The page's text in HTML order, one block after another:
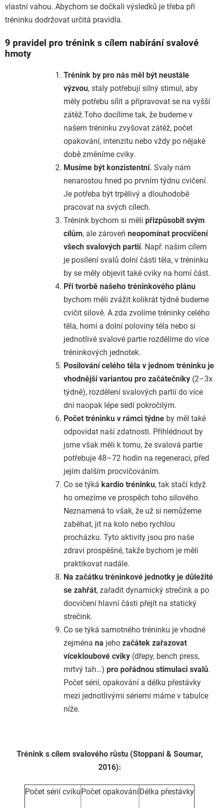
vlastní vahou. Abychom se dočkali výsledků je třeba při
tréninku dodržovat určitá pravidla.
9 pravidel pro trénink s cílem nabírání svalové
hmoty
Trénink by pro nás měl být neustále
výzvou, staly potřebují silný stimul, aby
měly potřebu sílit a připravovat se na vyšší
zátěž.Toho docílíme tak, že budeme v
našem tréninku zvyšovat zátěž, počet
opakování, intenzitu nebo vždy po nějaké
době změníme cviky.
Musíme být konzistentní. Svaly nám
nenarostou hned po prvním týdnu cvičení.
Je potřeba být trpělivý a dlouhodobě
pracovat na svých cílech.
Trénink bychom si měli přizpůsobit svým
cílům, ale zároveň neopomínat procvičení
všech svalových partií. Např. našim cílem
je posílení svalů dolní části těla, v tréninku
by se měly objevit také cviky na horní část.
Při tvorbě našeho tréninkového plánu
bychom měli zvážit kolikrát týdně budeme
cvičit silově. A zda zvolíme tréninky celého
těla, horní a dolní poloviny těla nebo si
jednotlivé svalové partie rozdělíme do více
tréninkových jednotek.
Posilování celého těla v jednom tréninku je
vhodnější variantou pro začátečníky (2–3x
týdně), rozdělení svalových partií do více
dní naopak lépe sedí pokročilým.
Počet tréninku v rámci týdne by měl také
odpovídat naší zdatnosti. Přihlédnout by
jsme však měli k tomu, že svalová partie
potřebuje 48–72 hodin na regeneraci, před
jejím dalším procvičováním.
Co se týká kardio tréninku, tak stačí když
ho omezíme ve prospěch toho silového.
Neznamená to však, že už si nemůžeme
zaběhat, jit na kolo nebo rychlou
procházku. Tyto aktivity jsou pro naše
zdraví prospěšné, takže bychom je měli
praktikovat nadále.
Na začátku tréninkové jednotky je důležité
se zahřát, zařadit dynamický strečink a po
docvičení hlavní části přejít na statický
strečink.
Co se týká samotného tréninku je vhodné
zejména na jeho začátek zařazovat
vícekloubové cviky (dřepy, bench press,
mrtvý tah…) pro pořádnou stimulaci svalů.
Počet sérií, opakování a délku přestávky
mezi jednotlivými sériemi máme v tabulce
níže.
Trénink s cílem svalového růstu (Stoppani & Soumar,
2016):
Počet sérií cvikuPočet opakováníDélka přestávky